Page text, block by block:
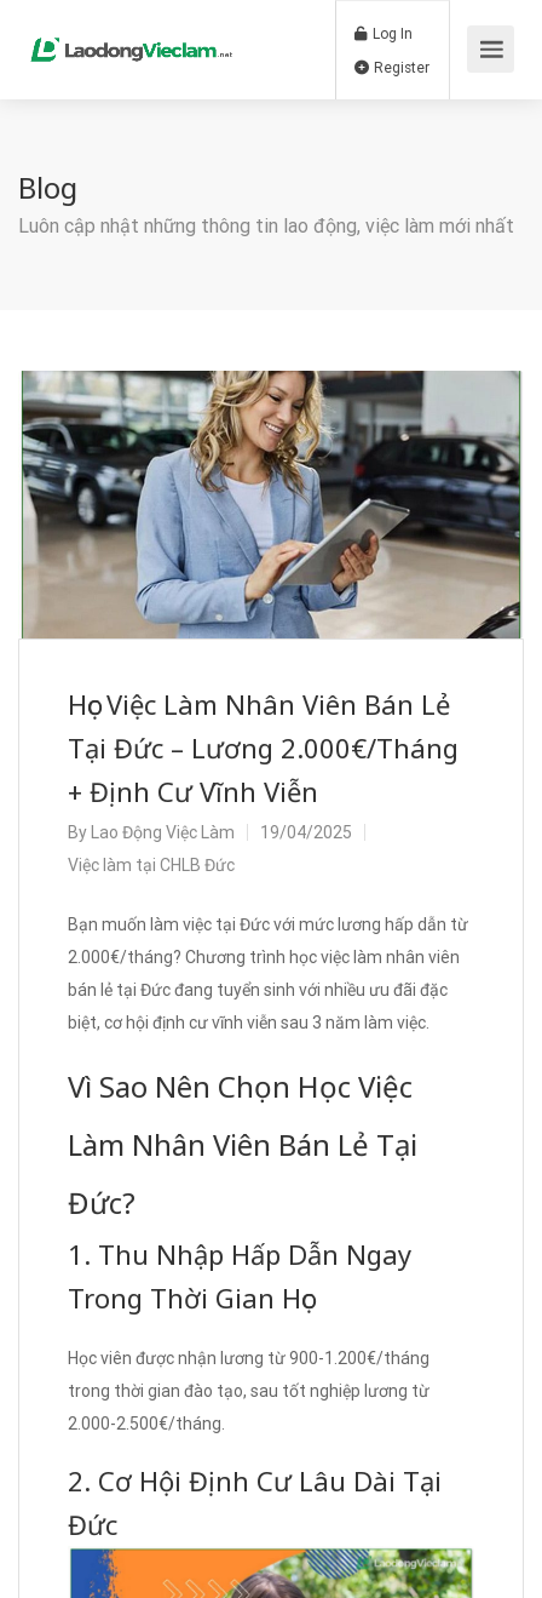
Log In
Blog
Luôn cập nhật những thông tin lao động, việc làm mới nhất
Học Việc Làm Nhân Viên Bán Lẻ
Tại Đức – Lương 2.000€/Tháng
+ Định Cư Vĩnh Viễn
By Lao Động Việc Làm
19/04/2025
Việc làm tại CHLB Đức
Bạn muốn làm việc tại Đức với mức lương hấp dẫn từ
2.000€/tháng? Chương trình học việc làm nhân viên
bán lẻ tại Đức đang tuyển sinh với nhiều ưu đãi đặc
biệt, cơ hội định cư vĩnh viễn sau 3 năm làm việc.
Vì Sao Nên Chọn Học Việc
Làm Nhân Viên Bán Lẻ Tại
Đức?
1. Thu Nhập Hấp Dẫn Ngay
Trong Thời Gian Học
Học viên được nhận lương từ 900-1.200€/tháng
trong thời gian đào tạo, sau tốt nghiệp lương từ
2.000-2.500€/tháng.
2. Cơ Hội Định Cư Lâu Dài Tại
Đức